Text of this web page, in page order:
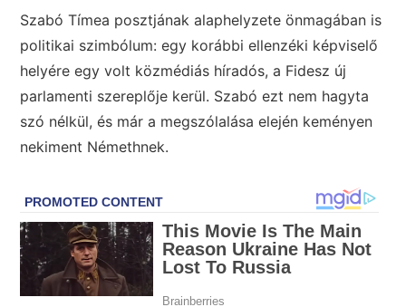
Szabó Tímea posztjának alaphelyzete önmagában is
politikai szimbólum: egy korábbi ellenzéki képviselő
helyére egy volt közmédiás híradós, a Fidesz új
parlamenti szereplője kerül. Szabó ezt nem hagyta
szó nélkül, és már a megszólalása elején keményen
nekiment Némethnek.